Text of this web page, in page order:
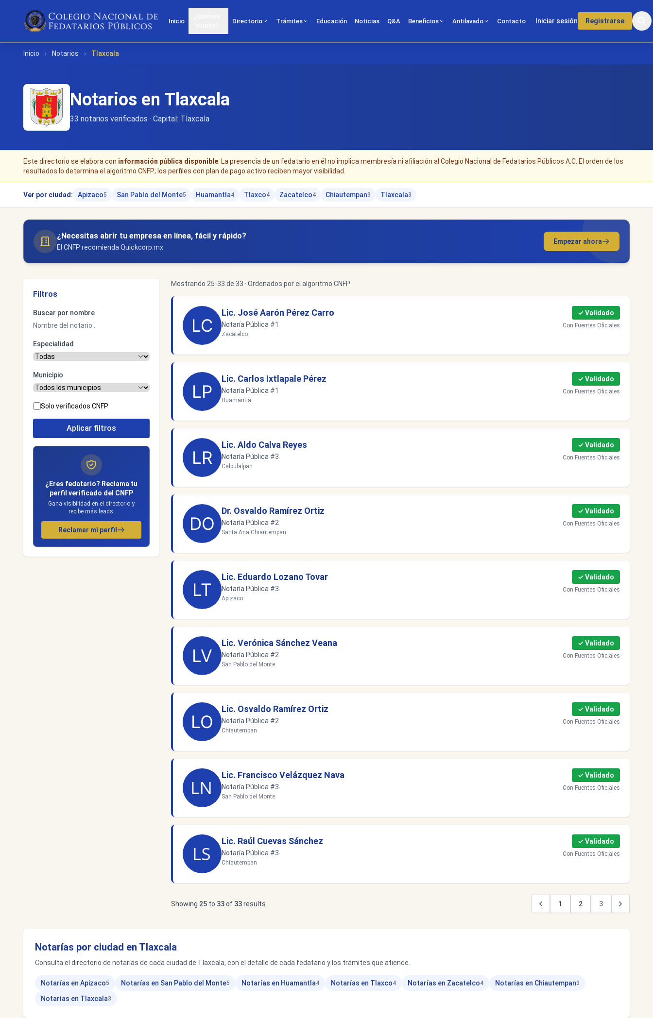
Inicio Directorio Trámites Educación Noticias Q&A Beneficios Antilavado Contacto Iniciar sesión Registrarse
Inicio › Notarios › Tlaxcala
Notarios en Tlaxcala
33 notarios verificados · Capital: Tlaxcala
Este directorio se elabora con información pública disponible . La presencia de un fedatario en él no implica membresía ni afiliación al Colegio Nacional de Fedatarios Públicos A.C. El orden de los
resultados lo determina el algoritmo CNFP; los perfiles con plan de pago activo reciben mayor visibilidad.
Ver por ciudad: Apizaco5 San Pablo del Monte5 Huamantla4 Tlaxco4 Zacatelco4 Chiautempan3 Tlaxcala3
¿Necesitas abrir tu empresa en línea, fácil y rápido?
El CNFP recomienda Quickcorp.mx
Empezar ahora
Filtros
Buscar por nombre
Especialidad
Municipio
Solo verificados CNFP
Aplicar filtros
¿Eres fedatario? Reclama tu
perfil verificado del CNFP
Gana visibilidad en el directorio y
recibe más leads.
Reclamar mi perfil
Mostrando 25-33 de 33 · Ordenados por el algoritmo CNFP
Lic. José Aarón Pérez Carro
Notaría Pública #1
Zacatelco
✓ Validado
Con Fuentes Oficiales
Lic. Carlos Ixtlapale Pérez
Notaría Pública #1
Huamantla
✓ Validado
Con Fuentes Oficiales
Lic. Aldo Calva Reyes
Notaría Pública #3
Calpulalpan
✓ Validado
Con Fuentes Oficiales
Dr. Osvaldo Ramírez Ortiz
Notaría Pública #2
Santa Ana Chiautempan
✓ Validado
Con Fuentes Oficiales
Lic. Eduardo Lozano Tovar
Notaría Pública #3
Apizaco
✓ Validado
Con Fuentes Oficiales
Lic. Verónica Sánchez Veana
Notaría Pública #2
San Pablo del Monte
✓ Validado
Con Fuentes Oficiales
Lic. Osvaldo Ramírez Ortiz
Notaría Pública #2
Chiautempan
✓ Validado
Con Fuentes Oficiales
Lic. Francisco Velázquez Nava
Notaría Pública #3
San Pablo del Monte
✓ Validado
Con Fuentes Oficiales
Lic. Raúl Cuevas Sánchez
Notaría Pública #3
Chiautempan
✓ Validado
Con Fuentes Oficiales
Showing 25 to 33of 33results 1 2 3
Notarías por ciudad en Tlaxcala
Consulta el directorio de notarías de cada ciudad de Tlaxcala, con el detalle de cada fedatario y los trámites que atiende.
Notarías en Apizaco5 Notarías en San Pablo del Monte5 Notarías en Huamantla4 Notarías en Tlaxco4 Notarías en Zacatelco4 Notarías en Chiautempan3
Notarías en Tlaxcala3